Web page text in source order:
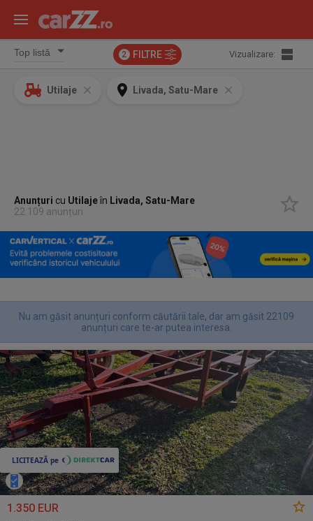
2 FILTRE Vizualizare:
Utilaje Livada, Satu-Mare
Anunțuri cu Utilajeîn Livada, Satu-Mare
22.109 anunțuri
Nu am găsit anunțuri conform căutării tale, dar am găsit 22109
anunțuri care te-ar putea interesa.
1.350 EUR